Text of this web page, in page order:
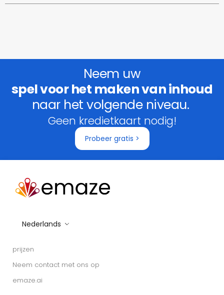
Neem uw
spel voor het maken van inhoud
naar het volgende niveau.
Geen kredietkaart nodig!
Probeer gratis >
Nederlands
prijzen
Neem contact met ons op
emaze.ai